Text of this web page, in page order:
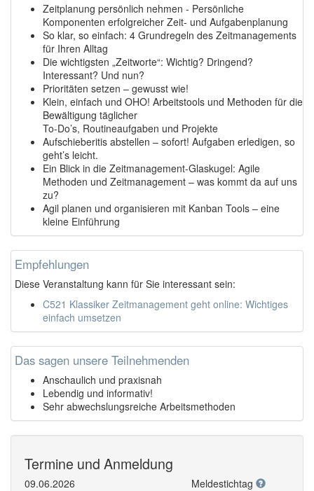
Zeitplanung persönlich nehmen - Persönliche
Komponenten erfolgreicher Zeit- und Aufgabenplanung
So klar, so einfach: 4 Grundregeln des Zeitmanagements
für Ihren Alltag
Die wichtigsten „Zeitworte“: Wichtig? Dringend?
Interessant? Und nun?
Prioritäten setzen – gewusst wie!
Klein, einfach und OHO! Arbeitstools und Methoden für die
Bewältigung täglicher
To-Do’s, Routineaufgaben und Projekte
Aufschieberitis abstellen – sofort! Aufgaben erledigen, so
geht’s leicht.
Ein Blick in die Zeitmanagement-Glaskugel: Agile
Methoden und Zeitmanagement – was kommt da auf uns
zu?
Agil planen und organisieren mit Kanban Tools – eine
kleine Einführung
Empfehlungen
Diese Veranstaltung kann für Sie interessant sein:
C521 Klassiker Zeitmanagement geht online: Wichtiges
einfach umsetzen
Das sagen unsere Teilnehmenden
Anschaulich und praxisnah
Lebendig und informativ!
Sehr abwechslungsreiche Arbeitsmethoden
Termine und Anmeldung
09.06.2026
Meldestichtag